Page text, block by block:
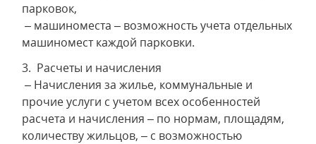
парковок,
– машиноместа – возможность учета отдельных
машиномест каждой парковки.
3. Расчеты и начисления
– Начисления за жилье, коммунальные и
прочие услуги с учетом всех особенностей
расчета и начисления – по нормам, площадям,
количеству жильцов, – с возможностью